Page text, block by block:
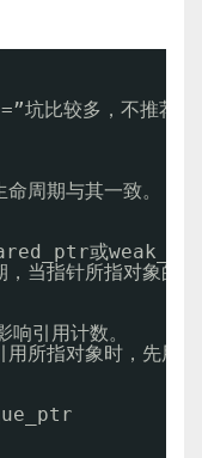
坑比较多，不推荐使
周期与其一致。
或
，当指针所指对象
引用计数。
用所指对象时，先